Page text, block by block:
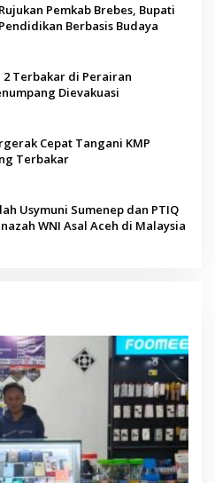
Pemkab Brebes, Bupati
Berbasis Budaya
2 Terbakar di Perairan
Dievakuasi
Cepat Tangani KMP
Terbakar
Usymuni Sumenep dan PTIQ
WNI Asal Aceh di Malaysia